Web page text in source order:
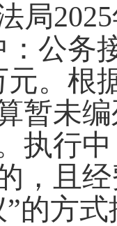
局2025
公务
元。根
暂未
执行
，且
”的方